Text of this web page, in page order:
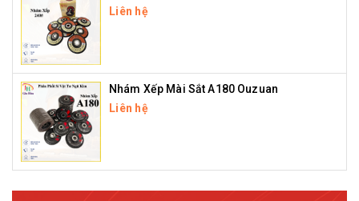
Liên hệ
Nhám Xếp Mài Sắt A180 Ouzuan
Liên hệ